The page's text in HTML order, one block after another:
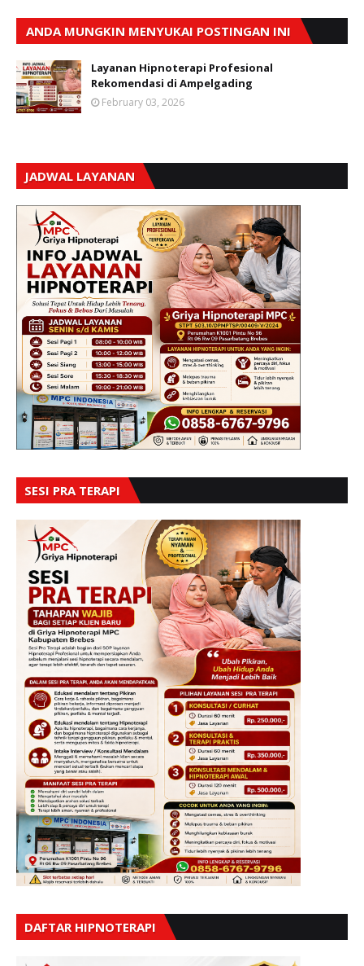
ANDA MUNGKIN MENYUKAI POSTINGAN INI
Layanan Hipnoterapi Profesional
Rekomendasi di Ampelgading
February 03, 2026
JADWAL LAYANAN
SESI PRA TERAPI
DAFTAR HIPNOTERAPI